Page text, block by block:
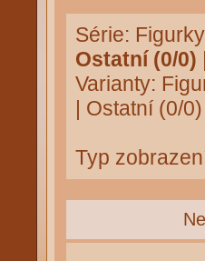
Série:
Ostatní (0/0) |
Varianty:
| Ostatní (0/0)
Typ